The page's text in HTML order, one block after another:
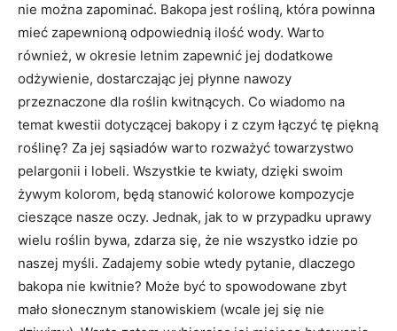
nie można zapominać. Bakopa jest rośliną, która powinna
mieć zapewnioną odpowiednią ilość wody. Warto
również, w okresie letnim zapewnić jej dodatkowe
odżywienie, dostarczając jej płynne nawozy
przeznaczone dla roślin kwitnących. Co wiadomo na
temat kwestii dotyczącej bakopy i z czym łączyć tę piękną
roślinę? Za jej sąsiadów warto rozważyć towarzystwo
pelargonii i lobeli. Wszystkie te kwiaty, dzięki swoim
żywym kolorom, będą stanowić kolorowe kompozycje
cieszące nasze oczy. Jednak, jak to w przypadku uprawy
wielu roślin bywa, zdarza się, że nie wszystko idzie po
naszej myśli. Zadajemy sobie wtedy pytanie, dlaczego
bakopa nie kwitnie? Może być to spowodowane zbyt
mało słonecznym stanowiskiem (wcale jej się nie